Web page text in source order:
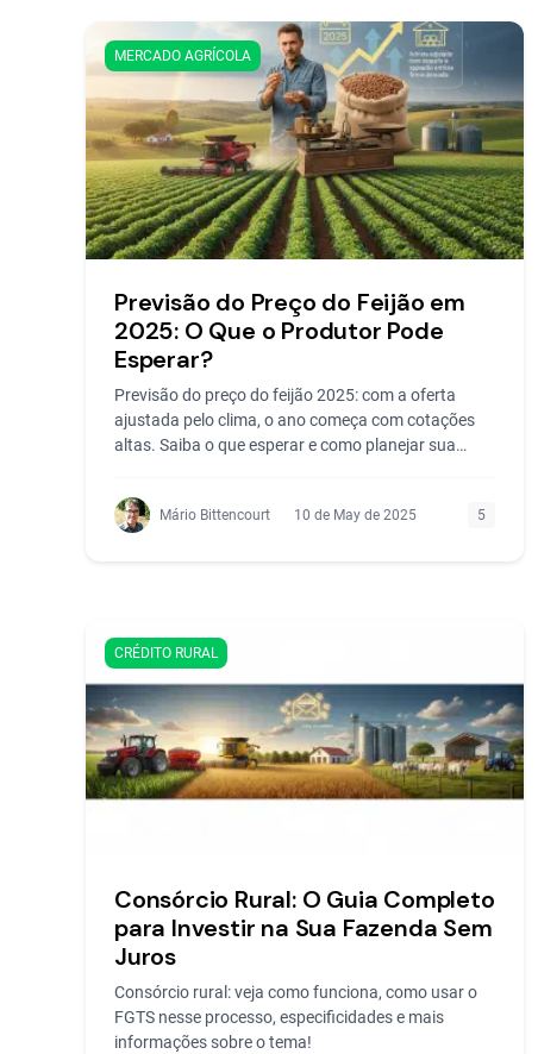
MERCADO AGRÍCOLA
Previsão do Preço do Feijão em
2025: O Que o Produtor Pode
Esperar?
Previsão do preço do feijão 2025: com a oferta
ajustada pelo clima, o ano começa com cotações
altas. Saiba o que esperar e como planejar sua
Mário Bittencourt 10 de May de 2025 5
CRÉDITO RURAL
Consórcio Rural: O Guia Completo
para Investir na Sua Fazenda Sem
Juros
Consórcio rural: veja como funciona, como usar o
FGTS nesse processo, especificidades e mais
informações sobre o tema!